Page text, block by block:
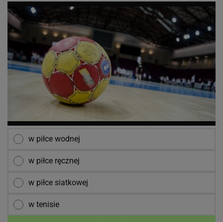
w piłce wodnej
w piłce ręcznej
w piłce siatkowej
w tenisie